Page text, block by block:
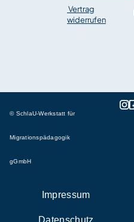
Vertrag
widerrufen
© SchlaU-Werkstatt für
Migrationspädagogik
gGmbH
Impressum
Datenschutz